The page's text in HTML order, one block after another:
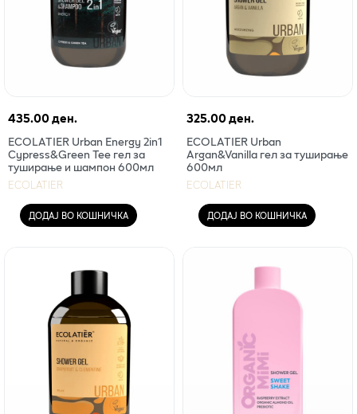
435.00 ден.
ECOLATIER Urban Energy 2in1
Cypress&Green Tee гел за
туширање и шампон 600мл
ECOLATIER
ДОДАЈ ВО КОШНИЧКА
325.00 ден.
ECOLATIER Urban
Argan&Vanilla гел за туширање
600мл
ECOLATIER
ДОДАЈ ВО КОШНИЧКА